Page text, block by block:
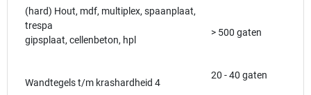
(hard) Hout, mdf, multiplex, spaanplaat,
trespa
gipsplaat, cellenbeton, hpl
> 500 gaten
Wandtegels t/m krashardheid 4
20 - 40 gaten